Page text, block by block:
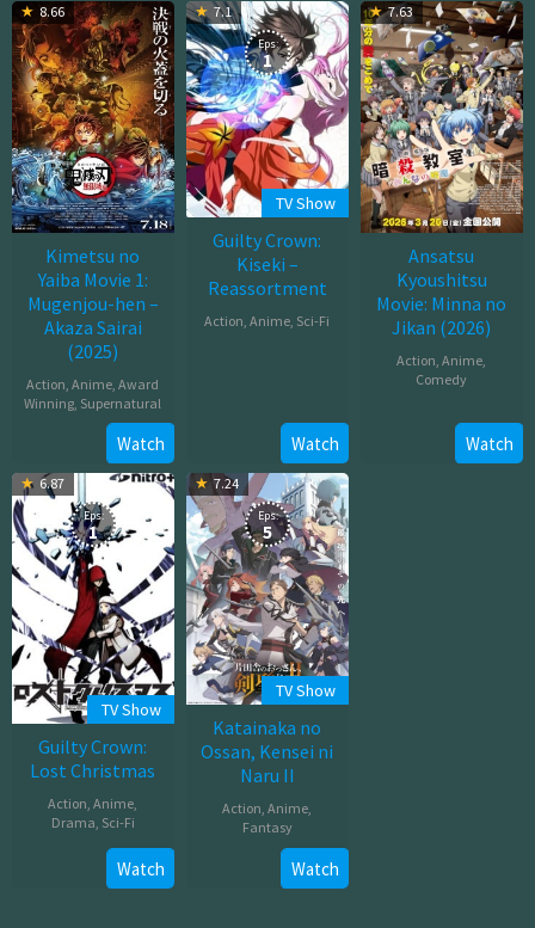
8.66
Kimetsu no
Yaiba Movie 1:
Mugenjou-hen –
Akaza Sairai
(2025)
Action ,Anime ,Award
Winning Supernatural
18,
2025
Watch
7.1
Eps:
1
TV Show
Guilty Crown:
Kiseki –
Reassortment
Action,Anime, Sci-Fi
Watch
7.63
Ansatsu
Kyoushitsu
Movie: Minna no
Jikan (2026)
Action ,Anime
Comedy
Mar
2026
Watch
6.87
Eps:
1
TV Show
Guilty Crown:
Lost Christmas
Action,Anime,
Drama, Sci-Fi
26,
Watch
7.24
Eps:
5
TV Show
Katainaka no
Ossan, Kensei ni
Naru II
Action ,Anime
Fantasy
08,
Watch